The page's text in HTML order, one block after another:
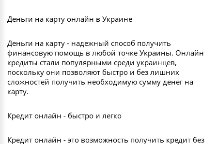
Деньги на карту онлайн в Украине
Деньги на карту - надежный способ получить
финансовую помощь в любой точке Украины. Онлайн
кредиты стали популярными среди украинцев,
поскольку они позволяют быстро и без лишних
сложностей получить необходимую сумму денег на
карту.
Кредит онлайн - быстро и легко
Кредит онлайн - это возможность получить кредит без